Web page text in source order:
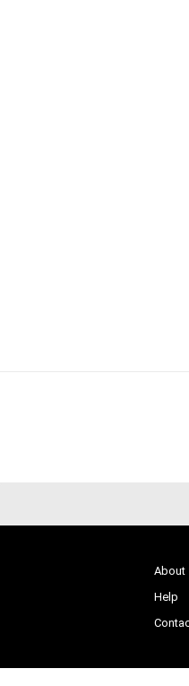
About
Help